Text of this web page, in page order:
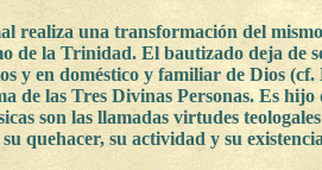
realiza una transformación del
de la Trinidad. El bautizado deja de
y en doméstico y familiar de Dios
de las Tres Divinas Personas. Es
son las llamadas virtudes
quehacer, su actividad y su